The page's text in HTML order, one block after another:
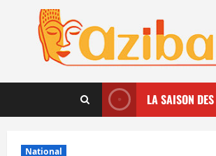
LA SAISON
National